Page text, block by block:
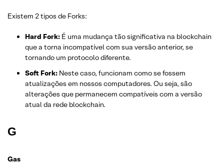
Existem 2 tipos de Forks:
Hard Fork: É uma mudança tão significativa na blockchain
que a torna incompatível com sua versão anterior, se
tornando um protocolo diferente.
Soft Fork: Neste caso, funcionam como se fossem
atualizações em nossos computadores. Ou seja, são
alterações que permanecem compatíveis com a versão
atual da rede blockchain.
G
Gas